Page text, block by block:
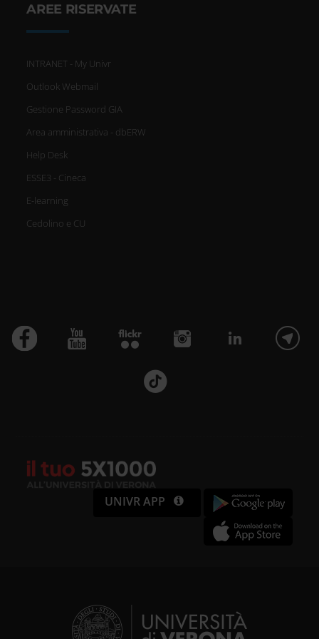
AREE RISERVATE
INTRANET - My Univr
Outlook Webmail
Gestione Password GIA
Area amministrativa - dbERW
Help Desk
ESSE3 - Cineca
E-learning
Cedolino e CU
UNIVR APP